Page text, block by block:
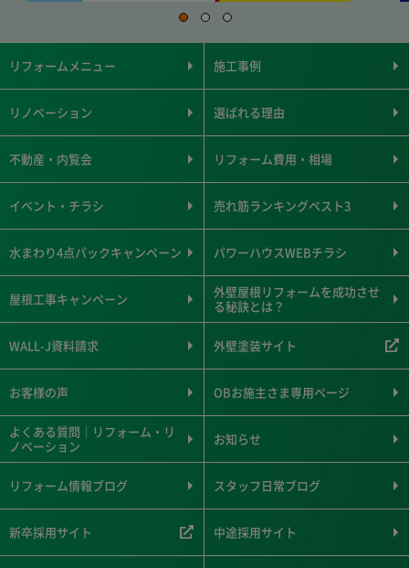
リフォームメニュー 施工事例
リノベーション 選ばれる理由
不動産・内覧会 リフォーム費用・相場
イベント・チラシ 売れ筋ランキングベスト3
水まわり4点パックキャンペーン パワーハウスWEBチラシ
屋根工事キャンペーン
外壁屋根リフォームを成功させ
る秘訣とは？
WALL-J資料請求 外壁塗装サイト
お客様の声 OBお施主さま専用ページ
よくある質問｜リフォーム・リ
ノベーション
お知らせ
リフォーム情報ブログ スタッフ日常ブログ
新卒採用サイト 中途採用サイト